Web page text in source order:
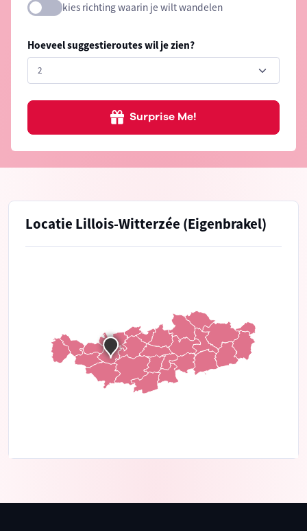
kies richting waarin je wilt wandelen
Hoeveel suggestieroutes wil je zien?
Surprise Me!
Locatie Lillois-Witterzée (Eigenbrakel)